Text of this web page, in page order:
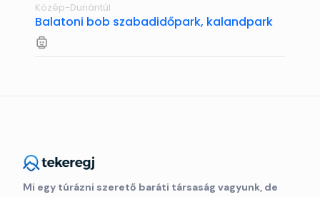
Közép-Dunántúl
Balatoni bob szabadidőpark, kalandpark
Mi egy túrázni szerető baráti társaság vagyunk, de